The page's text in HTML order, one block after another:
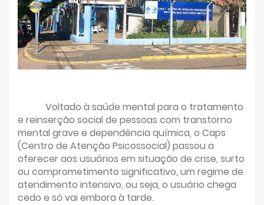
Voltado à saúde mental para o tratamento
e reinserção social de pessoas com transtorno
mental grave e dependência química, o Caps
(Centro de Atenção Psicossocial) passou a
oferecer aos usuários em situação de crise, surto
ou comprometimento significativo, um regime de
atendimento intensivo, ou seja, o usuário chega
cedo e só vai embora à tarde.